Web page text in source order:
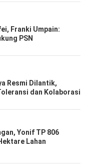
Franki Umpain:
PSN
Resmi Dilantik,
dan Kolaborasi
Yonif TP 806
Lahan